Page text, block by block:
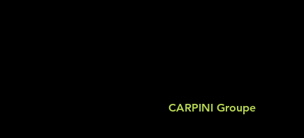
CARPINI Groupe